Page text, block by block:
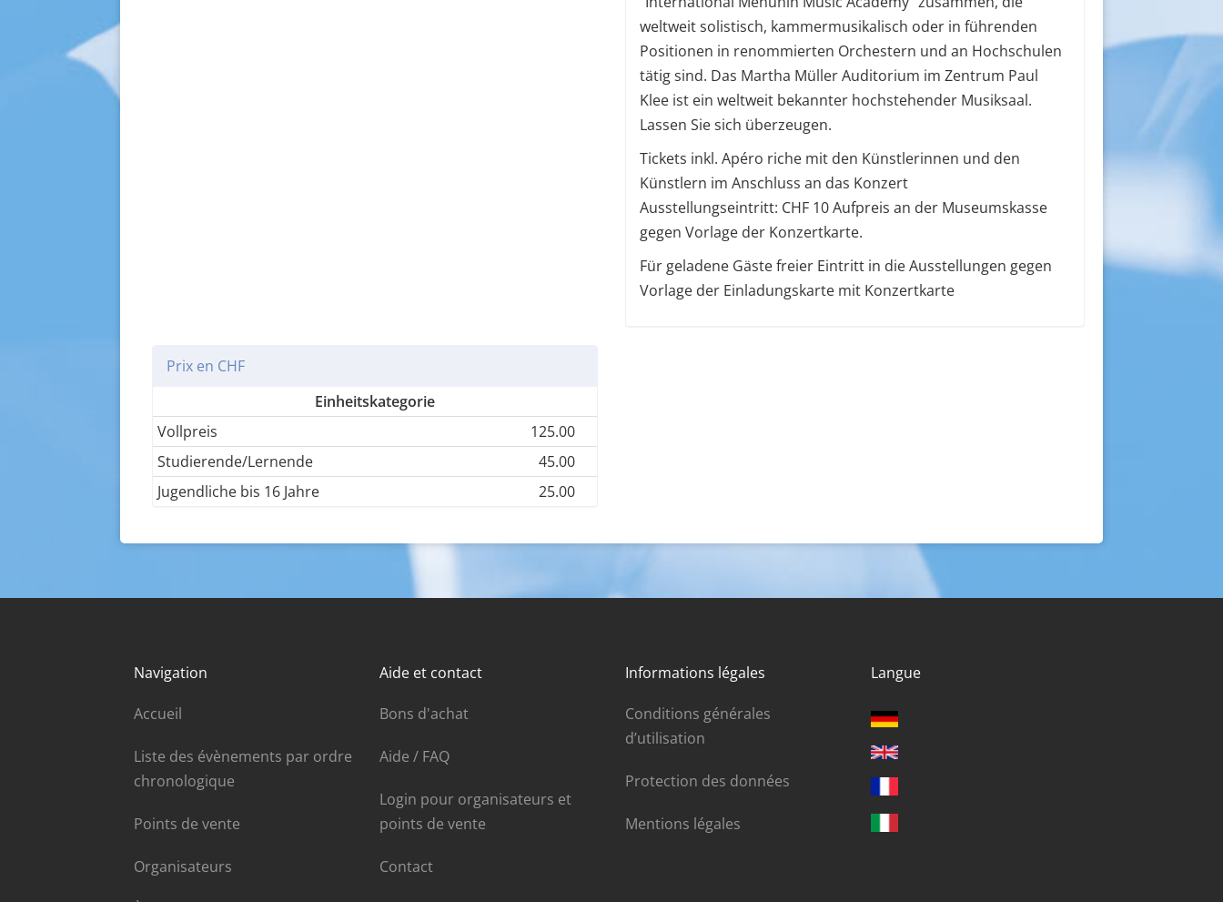
weltweit solistisch, kammermusikalisch oder in führenden
Positionen in renommierten Orchestern und an Hochschulen
tätig sind. Das Martha Müller Auditorium im Zentrum Paul
Klee ist ein weltweit bekannter hochstehender Musiksaal.
Lassen Sie sich überzeugen.
Tickets inkl. Apéro riche mit den Künstlerinnen und den
Künstlern im Anschluss an das Konzert
Ausstellungseintritt: CHF 10 Aufpreis an der Museumskasse
gegen Vorlage der Konzertkarte.
Für geladene Gäste freier Eintritt in die Ausstellungen gegen
Vorlage der Einladungskarte mit Konzertkarte
Prix en CHF
Einheitskategorie
Vollpreis
125.00
Studierende/Lernende
45.00
Jugendliche bis 16 Jahre
25.00
Navigation
Accueil
Liste des évènements par ordre
chronologique
Points de vente
Organisateurs
Aide et contact
Bons d'achat
Aide / FAQ
Login pour organisateurs et
points de vente
Contact
Informations légales
Conditions générales
d’utilisation
Protection des données
Mentions légales
Langue